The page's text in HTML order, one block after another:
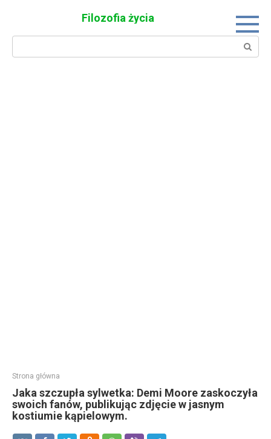
Filozofia życia
Search:
Strona główna
Jaka szczupła sylwetka: Demi Moore zaskoczyła
swoich fanów, publikując zdjęcie w jasnym
kostiumie kąpielowym.